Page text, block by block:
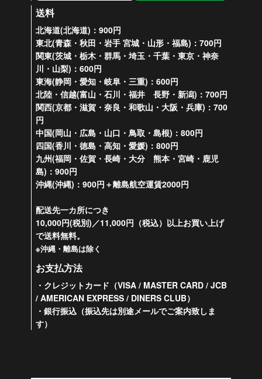
送料
北海道(北海道)：900円
東北(青森・秋田・岩手 宮城・山形・福島)：700円
関東(茨城・栃木・群馬・埼玉・千葉・東京・神奈
川・山梨)：600円
東海(静岡・愛知・岐阜・三重)：600円
北陸・信越(富山・石川・福井 長野・新潟)：700円
関西(京都・滋賀・奈良・和歌山・大阪・兵庫)：700
円
中国(岡山・広島・山口・鳥取・島根)：800円
四国(香川・徳島・高知・愛媛)：800円
九州(福岡・佐賀・長崎・大分 熊本・宮崎・鹿児
島)：900円
沖縄(沖縄)：900円＋離島航空運賃2000円
配送先一カ所につき
10,000円(税別)／11,000円（税込）以上お買い上げ
で送料無料。
※沖縄・離島は除く
お支払方法
・クレジットカード（VISA / MASTER CARD / JCB
/ AMERICAN EXPRESS / DINERS CLUB）
・銀行振込（振込先は別途メールでご案内致しま
す）